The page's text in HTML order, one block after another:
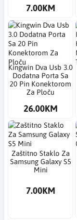
7.00KM
Kingwin Dva Usb 3.0
Dodatna Porta Sa
20 Pin Konektorom
Za Ploču
26.00KM
Zaštitno Staklo Za
Samsung Galaxy S5
Mini
7.00KM